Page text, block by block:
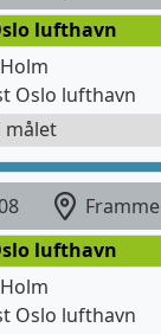
lufthavn
Oslo lufthavn
målet
Framme
lufthavn
Oslo lufthavn